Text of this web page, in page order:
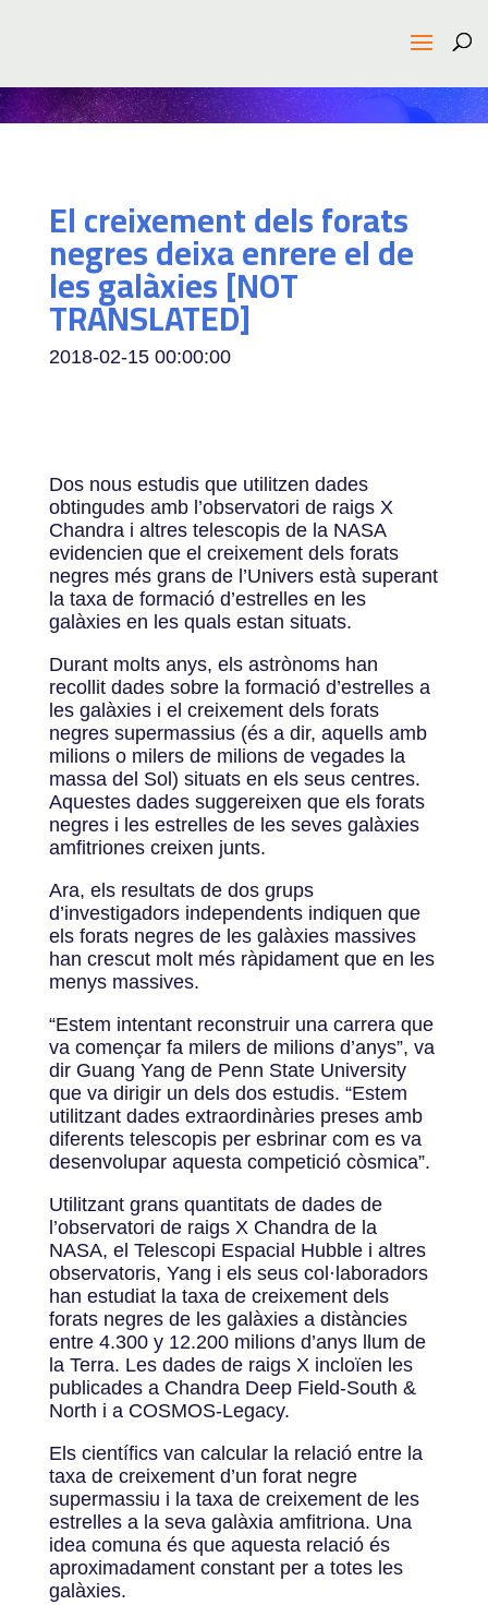
El creixement dels forats
negres deixa enrere el de
les galàxies [NOT
TRANSLATED]
2018-02-15 00:00:00
Dos nous estudis que utilitzen dades
obtingudes amb l’observatori de raigs X
Chandra i altres telescopis de la NASA
evidencien que el creixement dels forats
negres més grans de l’Univers està superant
la taxa de formació d’estrelles en les
galàxies en les quals estan situats.
Durant molts anys, els astrònoms han
recollit dades sobre la formació d’estrelles a
les galàxies i el creixement dels forats
negres supermassius (és a dir, aquells amb
milions o milers de milions de vegades la
massa del Sol) situats en els seus centres.
Aquestes dades suggereixen que els forats
negres i les estrelles de les seves galàxies
amfitriones creixen junts.
Ara, els resultats de dos grups
d’investigadors independents indiquen que
els forats negres de les galàxies massives
han crescut molt més ràpidament que en les
menys massives.
“Estem intentant reconstruir una carrera que
va començar fa milers de milions d’anys”, va
dir Guang Yang de Penn State University
que va dirigir un dels dos estudis. “Estem
utilitzant dades extraordinàries preses amb
diferents telescopis per esbrinar com es va
desenvolupar aquesta competició còsmica”.
Utilitzant grans quantitats de dades de
l’observatori de raigs X Chandra de la
NASA, el Telescopi Espacial Hubble i altres
observatoris, Yang i els seus col·laboradors
han estudiat la taxa de creixement dels
forats negres de les galàxies a distàncies
entre 4.300 y 12.200 milions d’anys llum de
la Terra. Les dades de raigs X incloïen les
publicades a Chandra Deep Field-South &
North i a COSMOS-Legacy.
Els científics van calcular la relació entre la
taxa de creixement d’un forat negre
supermassiu i la taxa de creixement de les
estrelles a la seva galàxia amfitriona. Una
idea comuna és que aquesta relació és
aproximadament constant per a totes les
galàxies.